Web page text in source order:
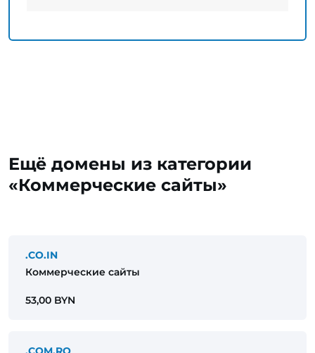
Ещё домены из категории
«Коммерческие сайты»
.CO.IN
Коммерческие сайты
53,00 BYN